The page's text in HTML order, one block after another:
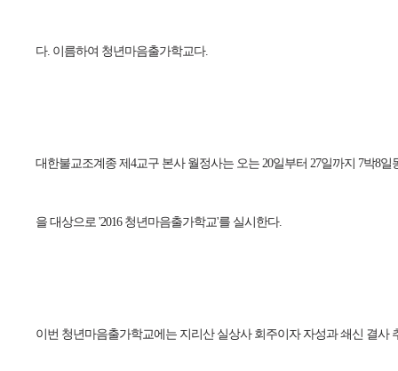
다. 이름하여 청년마음출가학교다.
대한불교조계종 제4교구 본사 월정사는 오는 20일부터 27일까지 7박8일
을 대상으로 '2016 청년마음출가학교'를 실시한다.
이번 청년마음출가학교에는 지리산 실상사 회주이자 자성과 쇄신 결사